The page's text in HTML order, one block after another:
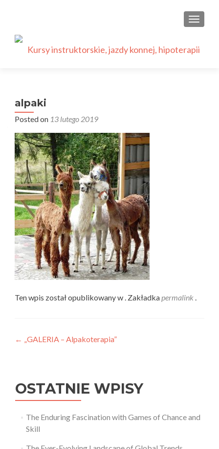
alpaki
Posted on 13 lutego 2019
Ten wpis został opublikowany w . Zakładkapermalink .
Nawigacja
← „GALERIA – Alpakoterapia”
OSTATNIE WPISY
The Enduring Fascination with Games of Chance and
Skill